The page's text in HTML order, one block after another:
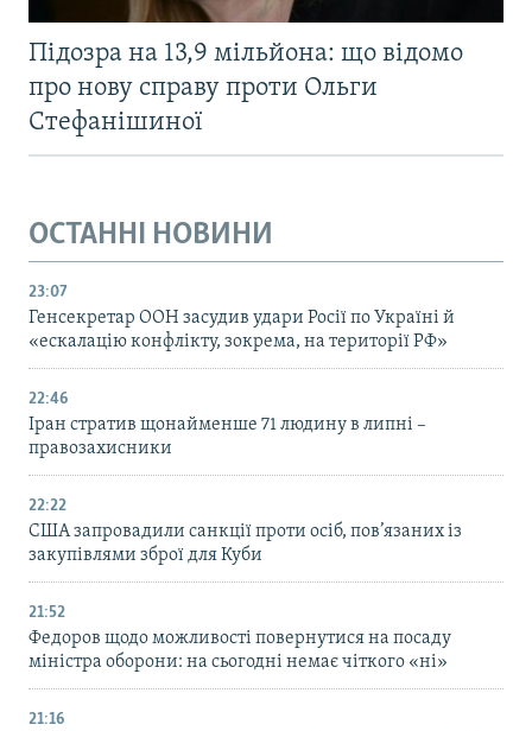
Підозра на 13,9 мільйона: що відомо
про нову справу проти Ольги
Стефанішиної
ОСТАННІ НОВИНИ
23:07
Генсекретар ООН засудив удари Росії по Україні й
«ескалацію конфлікту, зокрема, на території РФ»
22:46
Іран стратив щонайменше 71 людину в липні –
правозахисники
22:22
США запровадили санкції проти осіб, пов’язаних із
закупівлями зброї для Куби
21:52
Федоров щодо можливості повернутися на посаду
міністра оборони: на сьогодні немає чіткого «ні»
21:16